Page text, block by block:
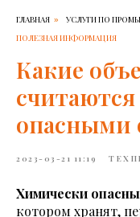
ГЛАВНАЯ » УСЛУГИ ПО
ПОЛЕЗНАЯ ИНФОРМАЦИЯ
Какие
опасными
2023-03-21 11:19
Химически
котором хранят,